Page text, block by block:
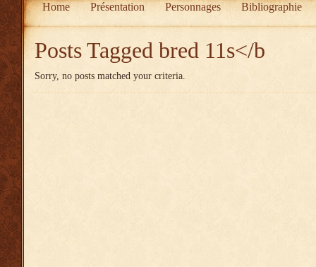
Home Présentation Personnages Bibliographie
Posts Tagged bred 11s</b
Sorry, no posts matched your criteria.